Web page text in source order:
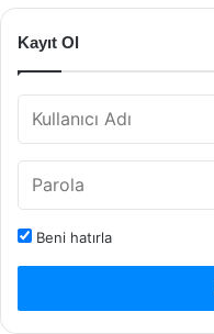
Kayıt Ol
Beni hatırla